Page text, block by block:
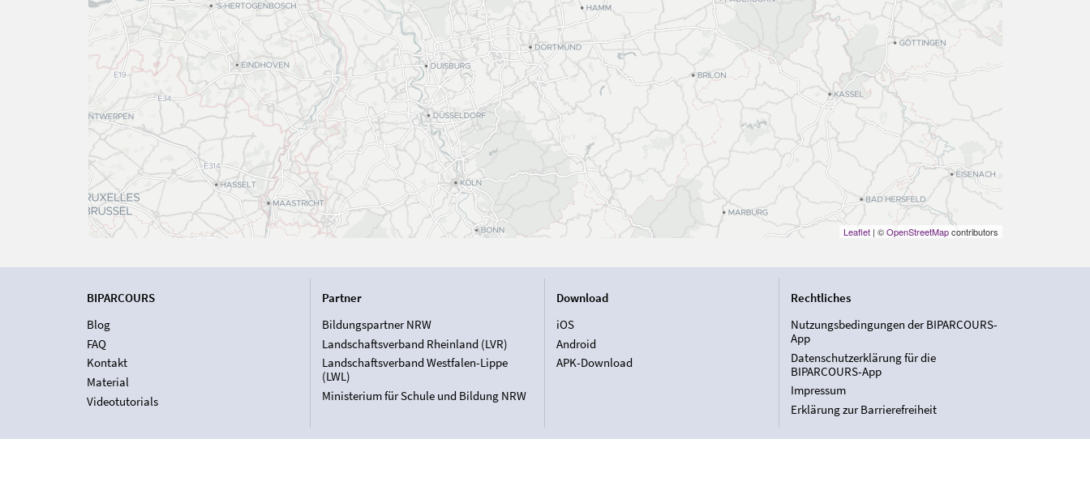
Leaflet| ©OpenStreetMapcontributors
BIPARCOURS
Blog
FAQ
Kontakt
Material
Videotutorials
Partner
Bildungspartner NRW
Landschaftsverband Rheinland (LVR)
Landschaftsverband Westfalen-Lippe
(LWL)
Ministerium für Schule und Bildung NRW
Download
iOS
Android
APK-Download
Rechtliches
Nutzungsbedingungen der BIPARCOURS-
App
Datenschutzerklärung für die
BIPARCOURS-App
Impressum
Erklärung zur Barrierefreiheit